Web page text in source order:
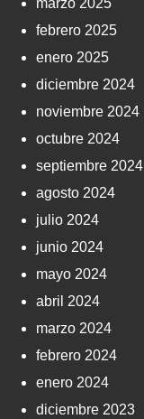
marzo 2025
febrero 2025
enero 2025
diciembre 2024
noviembre 2024
octubre 2024
septiembre 2024
agosto 2024
julio 2024
junio 2024
mayo 2024
abril 2024
marzo 2024
febrero 2024
enero 2024
diciembre 2023